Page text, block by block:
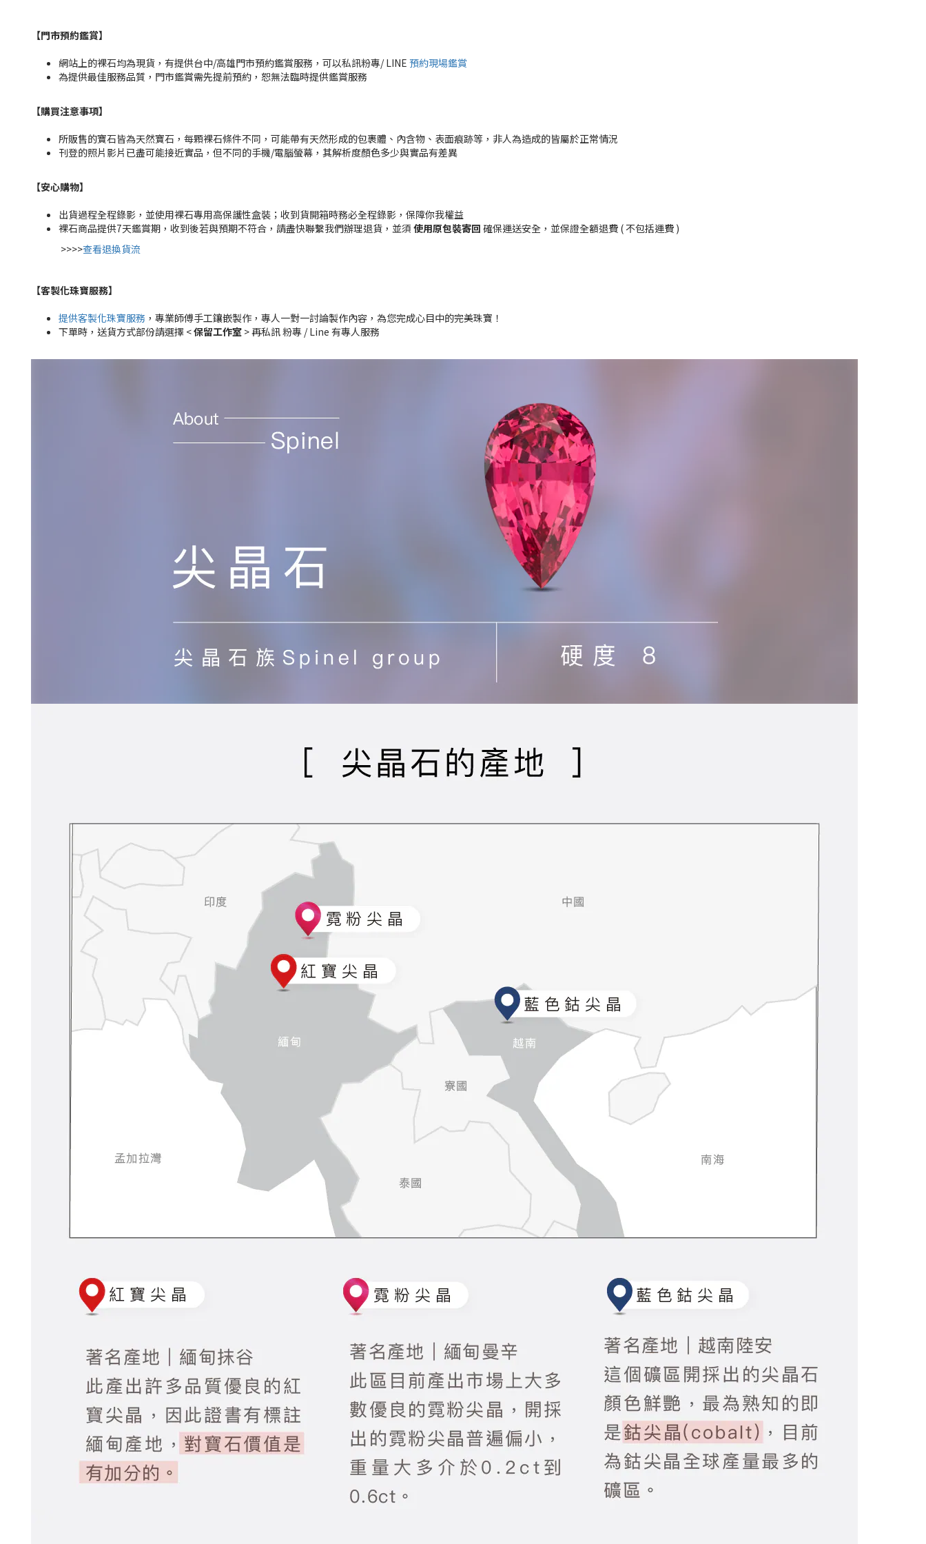
【門市預約鑑賞】
網站上的裸石均為現貨，有提供台中/高雄門市預約鑑賞服務，可以私訊粉專/ LINE 預約現場鑑賞
為提供最佳服務品質，門市鑑賞需先提前預約，恕無法臨時提供鑑賞服務
【購買注意事項】
所販售的寶石皆為天然寶石，每顆裸石條件不同，可能帶有天然形成的包裹體、內含物、表面痕跡等，非人為造成的皆屬於正常情況
刊登的照片影片已盡可能接近實品，但不同的手機/電腦螢幕，其解析度顏色多少與實品有差異
【安心購物】
出貨過程全程錄影，並使用裸石專用高保護性盒裝；收到貨開箱時務必全程錄影，保障你我權益
裸石商品提供7天鑑賞期，收到後若與預期不符合，請盡快聯繫我們辦理退貨，並須 使用原包裝寄回 確保運送安全，並保證全額退費 ( 不包括運費 )
>>>>查看退換貨流
【客製化珠寶服務】
提供客製化珠寶服務 ，專業師傅手工鑲嵌製作，專人一對一討論製作內容，為您完成心目中的完美珠寶！
下單時，送貨方式部份請選擇 <保留工作室 > 再私訊 粉專 / Line 有專人服務